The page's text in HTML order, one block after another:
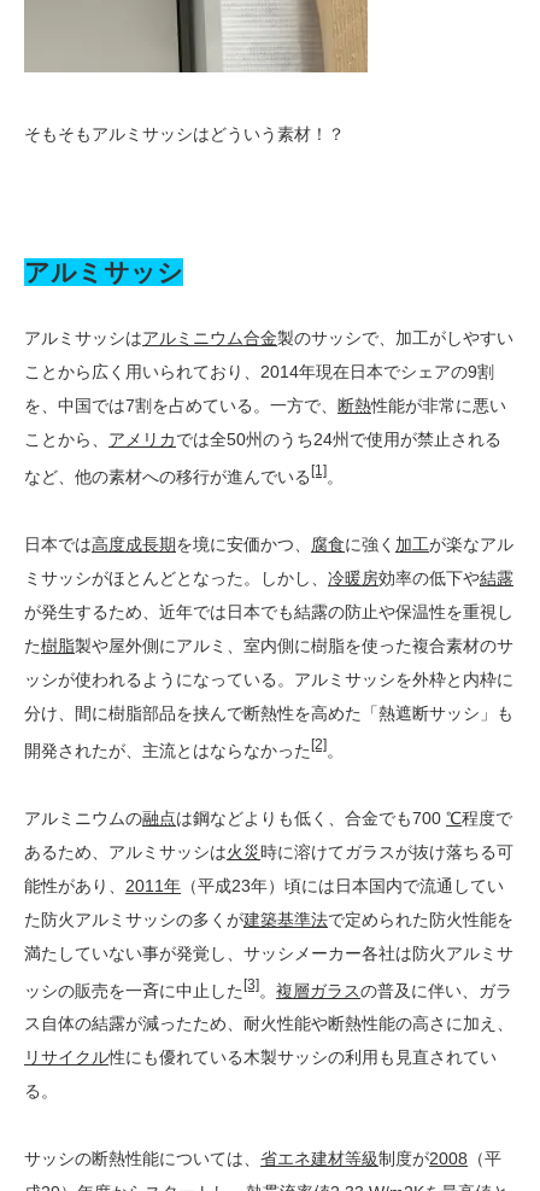
そもそもアルミサッシはどういう素材！？
アルミサッシ
アルミサッシはアルミニウム合金製のサッシで、加工がしやすい
ことから広く用いられており、2014年現在日本でシェアの9割
を、中国では7割を占めている。一方で、 断熱性能が非常に悪い
ことから、 アメリカでは全50州のうち24州で使用が禁止される
など、他の素材への移行が進んでいる [1] 。
日本では高度成長期を境に安価かつ、 腐食に強く 加工が楽なアル
ミサッシがほとんどとなった。しかし、 冷暖房効率の低下や結露
が発生するため、近年では日本でも結露の防止や保温性を重視し
た樹脂製や屋外側にアルミ、室内側に樹脂を使った複合素材のサ
ッシが使われるようになっている。アルミサッシを外枠と内枠に
分け、間に樹脂部品を挟んで断熱性を高めた「熱遮断サッシ」も
開発されたが、主流とはならなかった[2]。
アルミニウムの融点は鋼などよりも低く、合金でも700 ℃程度で
あるため、アルミサッシは火災時に溶けてガラスが抜け落ちる可
能性があり、 2011年 （平成23年）頃には日本国内で流通してい
た防火アルミサッシの多くが建築基準法で定められた防火性能を
満たしていない事が発覚し、サッシメーカー各社は防火アルミサ
ッシの販売を一斉に中止した[3]。 複層ガラスの普及に伴い、ガラ
ス自体の結露が減ったため、耐火性能や断熱性能の高さに加え、
リサイクル性にも優れている木製サッシの利用も見直されてい
る。
サッシの断熱性能については、 省エネ建材等級制度が2008 （平